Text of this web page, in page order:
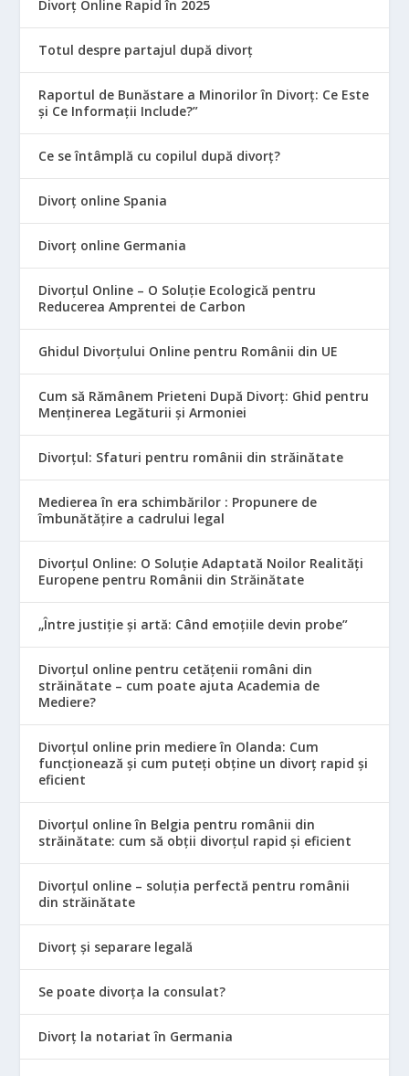
Divorț Online Rapid în 2025
Totul despre partajul după divorț
Raportul de Bunăstare a Minorilor în Divorț: Ce Este
și Ce Informații Include?”
Ce se întâmplă cu copilul după divorț?
Divorț online Spania
Divorț online Germania
Divorțul Online – O Soluție Ecologică pentru
Reducerea Amprentei de Carbon
Ghidul Divorțului Online pentru Românii din UE
Cum să Rămânem Prieteni După Divorț: Ghid pentru
Menținerea Legăturii și Armoniei
Divorțul: Sfaturi pentru românii din străinătate
Medierea în era schimbărilor : Propunere de
îmbunătățire a cadrului legal
Divorțul Online: O Soluție Adaptată Noilor Realități
Europene pentru Românii din Străinătate
„Între justiție și artă: Când emoțiile devin probe”
Divorțul online pentru cetățenii români din
străinătate – cum poate ajuta Academia de
Mediere?
Divorțul online prin mediere în Olanda: Cum
funcționează și cum puteți obține un divorț rapid și
eficient
Divorțul online în Belgia pentru românii din
străinătate: cum să obții divorțul rapid și eficient
Divorțul online – soluția perfectă pentru românii
din străinătate
Divorț și separare legală
Se poate divorța la consulat?
Divorț la notariat în Germania